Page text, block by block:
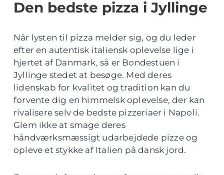
Den bedste pizza i Jyllinge
Når lysten til pizza melder sig, og du leder
efter en autentisk italiensk oplevelse lige i
hjertet af Danmark, så er Bondestuen i
Jyllinge stedet at besøge. Med deres
lidenskab for kvalitet og tradition kan du
forvente dig en himmelsk oplevelse, der kan
rivalisere selv de bedste pizzeriaer i Napoli.
Glem ikke at smage deres
håndværksmæssigt udarbejdede pizze og
opleve et stykke af Italien på dansk jord.